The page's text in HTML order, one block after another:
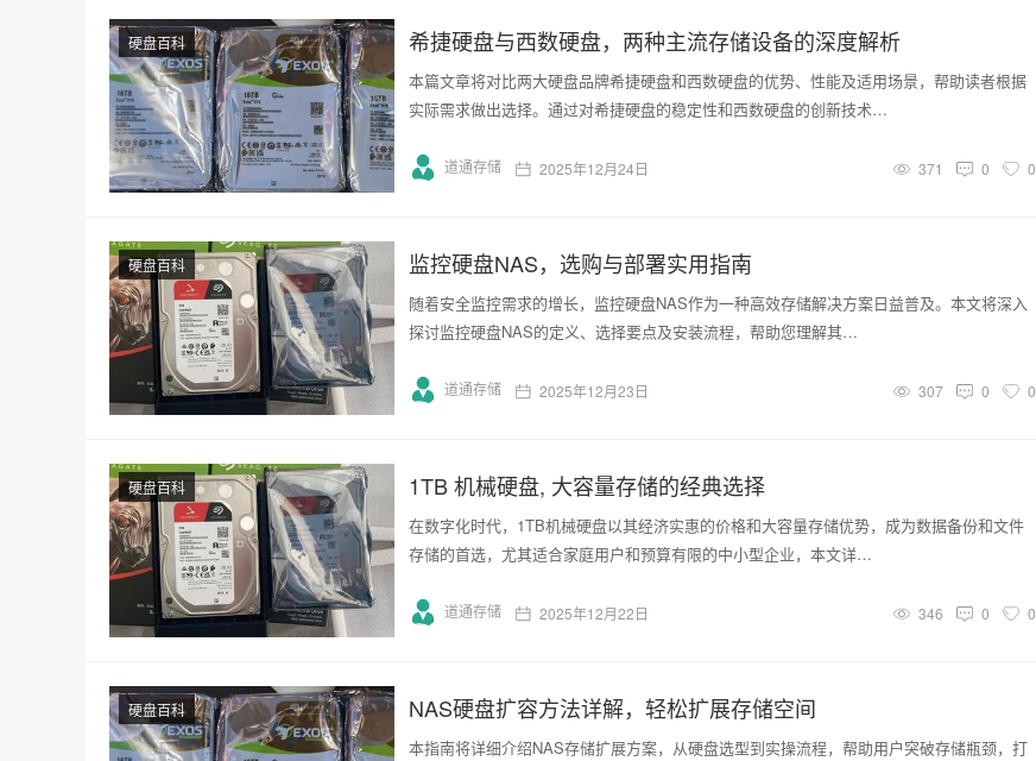
硬盘百科 希捷硬盘与西数硬盘，两种主流存储设备的深度解析
本篇文章将对比两大硬盘品牌希捷硬盘和西数硬盘的优势、性能及适用场景，帮助读者根据
实际需求做出选择。通过对希捷硬盘的稳定性和西数硬盘的创新技术…
道通存储 2025年12月24日 371 0 0
硬盘百科 监控硬盘NAS，选购与部署实用指南
随着安全监控需求的增长，监控硬盘NAS作为一种高效存储解决方案日益普及。本文将深入
探讨监控硬盘NAS的定义、选择要点及安装流程，帮助您理解其…
道通存储 2025年12月23日 307 0 0
硬盘百科 1TB 机械硬盘, 大容量存储的经典选择
在数字化时代，1TB机械硬盘以其经济实惠的价格和大容量存储优势，成为数据备份和文件
存储的首选，尤其适合家庭用户和预算有限的中小型企业，本文详…
道通存储 2025年12月22日 346 0 0
硬盘百科 NAS硬盘扩容方法详解，轻松扩展存储空间
本指南将详细介绍NAS存储扩展方案，从硬盘选型到实操流程，帮助用户突破存储瓶颈，打